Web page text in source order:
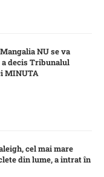
NU se va
a decis Tribunalul
MINUTA
cel mai mare
din lume, a intrat în